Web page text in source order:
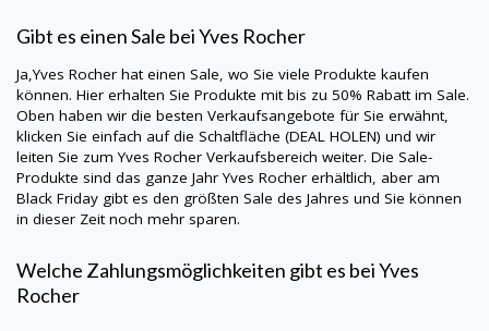
Gibt es einen Sale beiYves Rocher
Ja,Yves Rocher hat einen Sale, wo Sie viele Produkte kaufen
können. Hier erhalten Sie Produkte mit bis zu 50% Rabatt im Sale.
Oben haben wir die besten Verkaufsangebote für Sie erwähnt,
klicken Sie einfach auf die Schaltfläche (DEAL HOLEN) und wir
leiten Sie zumYves Rocher Verkaufsbereich weiter. Die Sale-
Produkte sind das ganze JahrYves Rocher erhältlich, aber am
Black Friday gibt es den größten Sale des Jahres und Sie können
in dieser Zeit noch mehr sparen.
Welche Zahlungsmöglichkeiten gibt es beiYves
Rocher